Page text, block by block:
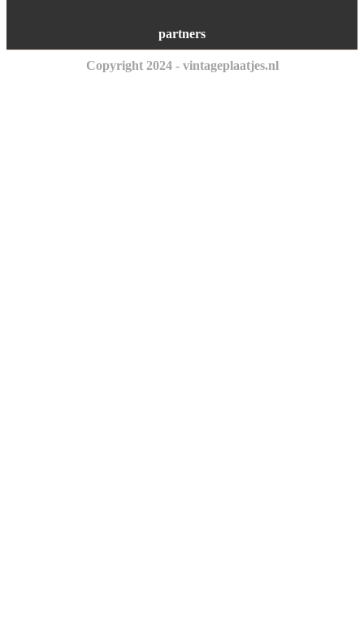
partners
Copyright 2024 - vintageplaatjes.nl